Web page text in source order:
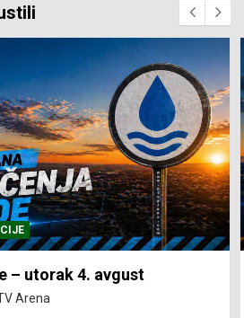
– utorak 4. avgust
Arena